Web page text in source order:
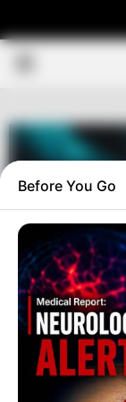
MENU
Before You Go